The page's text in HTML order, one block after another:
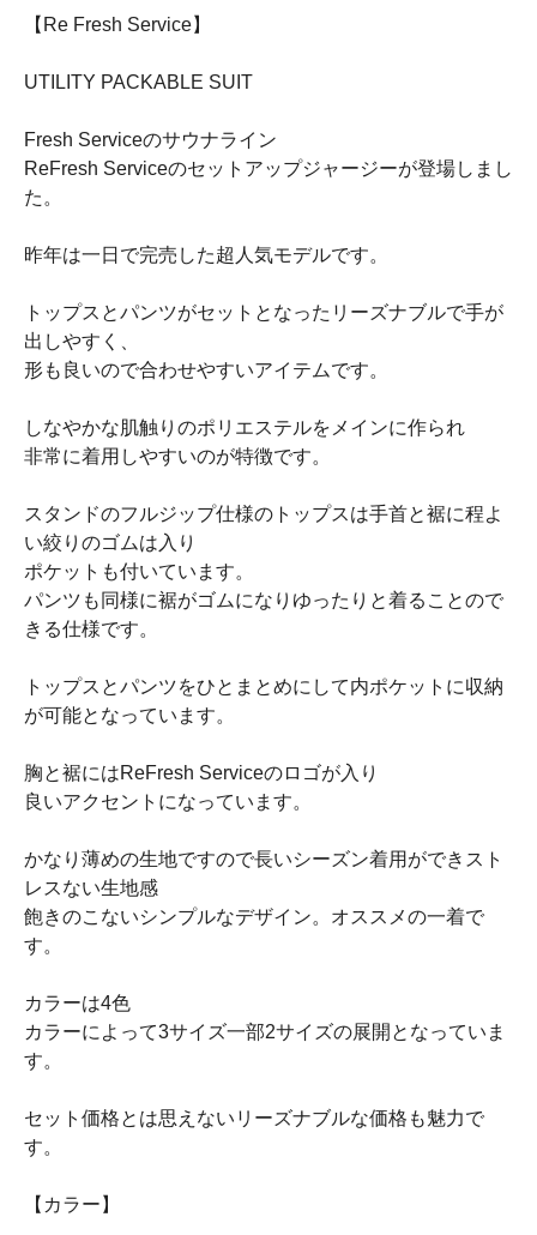
【Re Fresh Service】
UTILITY PACKABLE SUIT
Fresh Serviceのサウナライン
ReFresh Serviceのセットアップジャージーが登場しまし
た。
昨年は一日で完売した超人気モデルです。
トップスとパンツがセットとなったリーズナブルで手が
出しやすく、
形も良いので合わせやすいアイテムです。
しなやかな肌触りのポリエステルをメインに作られ
非常に着用しやすいのが特徴です。
スタンドのフルジップ仕様のトップスは手首と裾に程よ
い絞りのゴムは入り
ポケットも付いています。
パンツも同様に裾がゴムになりゆったりと着ることので
きる仕様です。
トップスとパンツをひとまとめにして内ポケットに収納
が可能となっています。
胸と裾にはReFresh Serviceのロゴが入り
良いアクセントになっています。
かなり薄めの生地ですので長いシーズン着用ができスト
レスない生地感
飽きのこないシンプルなデザイン。オススメの一着で
す。
カラーは4色
カラーによって3サイズ一部2サイズの展開となっていま
す。
セット価格とは思えないリーズナブルな価格も魅力で
す。
【カラー】